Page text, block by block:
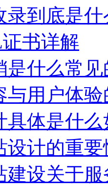
录到底是
证书详解
是什么常
与用户体
具体是什
设计的重要
建设关于